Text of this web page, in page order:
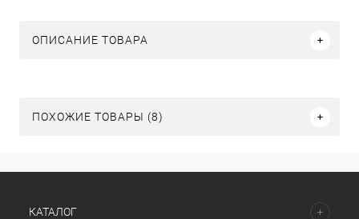
ОПИСАНИЕ ТОВАРА
ПОХОЖИЕ ТОВАРЫ (8)
КАТАЛОГ